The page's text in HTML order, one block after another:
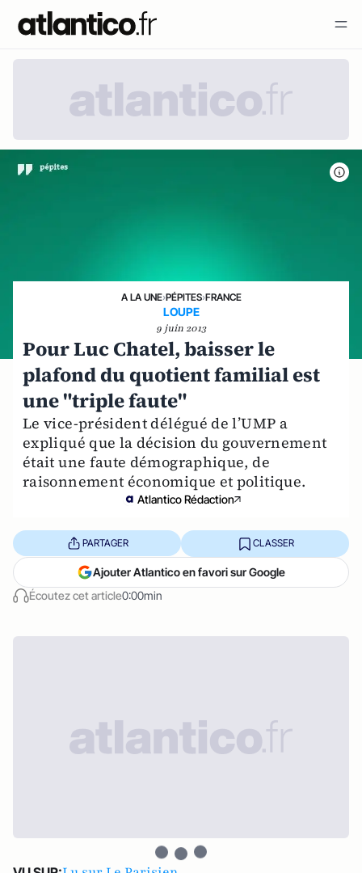
A LA UNE›PÉPITES›FRANCE
LOUPE
9 juin 2013
Pour Luc Chatel, baisser le
plafond du quotient familial est
une "triple faute"
Le vice-président délégué de l’UMP a
expliqué que la décision du gouvernement
était une faute démographique, de
raisonnement économique et politique.
Atlantico Rédaction
Écoutez cet article0:00min
PARTAGER CLASSER
Ajouter Atlantico en favori sur Google